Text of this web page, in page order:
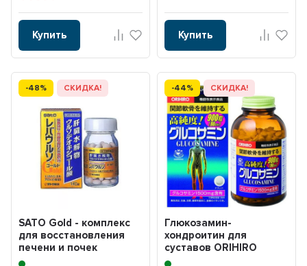
Купить Купить
-48% СКИДКА!
SATO Gold - комплекс
для восстановления
печени и почек
-44% СКИДКА!
Глюкозамин-
хондроитин для
суставов ORIHIRO